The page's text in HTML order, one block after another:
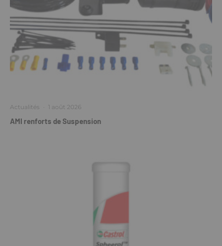
Actualités · 1 août 2026
AMI renforts de Suspension